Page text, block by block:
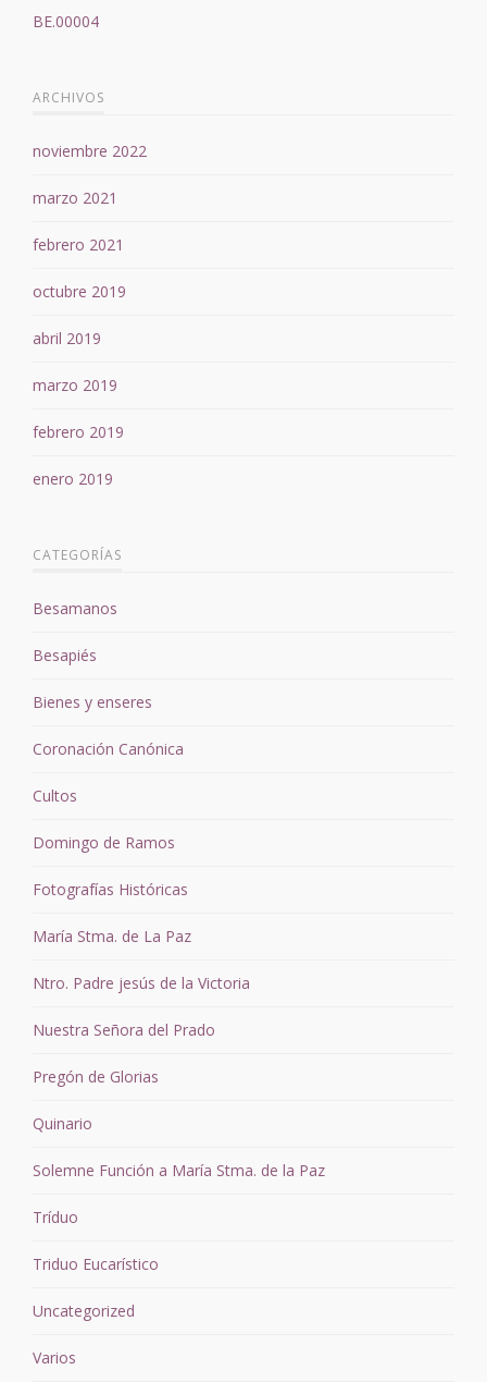
BE.00004
ARCHIVOS
noviembre 2022
marzo 2021
febrero 2021
octubre 2019
abril 2019
marzo 2019
febrero 2019
enero 2019
CATEGORÍAS
Besamanos
Besapiés
Bienes y enseres
Coronación Canónica
Cultos
Domingo de Ramos
Fotografías Históricas
María Stma. de La Paz
Ntro. Padre jesús de la Victoria
Nuestra Señora del Prado
Pregón de Glorias
Quinario
Solemne Función a María Stma. de la Paz
Tríduo
Triduo Eucarístico
Uncategorized
Varios